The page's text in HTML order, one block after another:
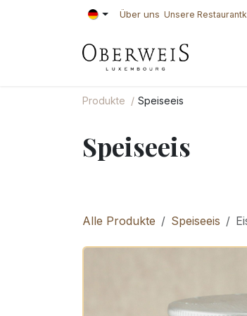
Zum Inhalt springen Über uns Unsere
Produkte Speiseeis
Speiseeis
Alle Produkte Speiseeis